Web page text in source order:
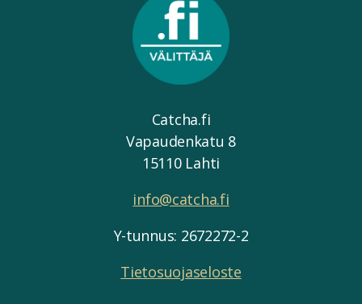
Catcha.fi
Vapaudenkatu 8
15110 Lahti
info@catcha.fi
Y-tunnus: 2672272-2
Tietosuojaseloste